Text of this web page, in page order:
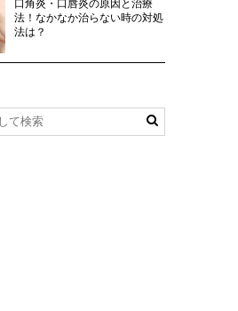
口角炎・口唇炎の原因と治療
法！なかなか治らない時の対処
法は？